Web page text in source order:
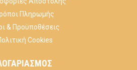
Πληρωμής
& Προϋποθέσεις
Cookies